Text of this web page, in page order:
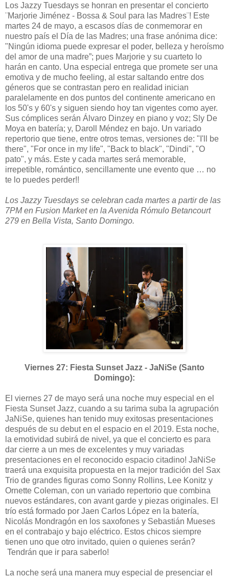
Los Jazzy Tuesdays se honran en presentar el concierto
¨Marjorie Jiménez - Bossa & Soul para las Madres¨! Este
martes 24 de mayo, a escasos días de conmemorar en
nuestro país el Día de las Madres; una frase anónima dice:
"Ningún idioma puede expresar el poder, belleza y heroísmo
del amor de una madre”; pues Marjorie y su cuarteto lo
harán en canto. Una especial entrega que promete ser una
emotiva y de mucho feeling, al estar saltando entre dos
géneros que se contrastan pero en realidad inician
paralelamente en dos puntos del continente americano en
los 50's y 60's y siguen siendo hoy tan vigentes como ayer.
Sus cómplices serán Álvaro Dinzey en piano y voz; Sly De
Moya en batería; y, Daroll Méndez en bajo. Un variado
repertorio que tiene, entre otros temas, versiones de: "I'll be
there", "For once in my life", "Back to black", "Dindi", "O
pato", y más. Este y cada martes será memorable,
irrepetible, romántico, sencillamente une evento que … no
te lo puedes perder!!
Los Jazzy Tuesdays se celebran cada martes a partir de las
7PM en Fusion Market en la Avenida Rómulo Betancourt
279 en Bella Vista, Santo Domingo.
Viernes 27: Fiesta Sunset Jazz - JaNiSe (Santo
Domingo):
El viernes 27 de mayo será una noche muy especial en el
Fiesta Sunset Jazz, cuando a su tarima suba la agrupación
JaNiSe, quienes han tenido muy exitosas presentaciones
después de su debut en el espacio en el 2019. Esta noche,
la emotividad subirá de nivel, ya que el concierto es para
dar cierre a un mes de excelentes y muy variadas
presentaciones en el reconocido espacio citadino! JaNiSe
traerá una exquisita propuesta en la mejor tradición del Sax
Trio de grandes figuras como Sonny Rollins, Lee Konitz y
Ornette Coleman, con un variado repertorio que combina
nuevos estándares, con avant garde y piezas originales. El
trío está formado por Jaen Carlos López en la batería,
Nicolás Mondragón en los saxofones y Sebastián Mueses
en el contrabajo y bajo eléctrico. Estos chicos siempre
tienen uno que otro invitado, quien o quienes serán?
Tendrán que ir para saberlo!
La noche será una manera muy especial de presenciar el